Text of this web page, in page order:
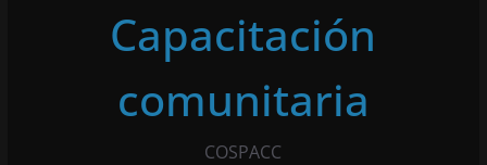
Capacitación
comunitaria
COSPACC